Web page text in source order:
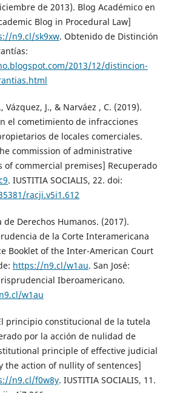
de 2013). Blog Académico en
Blog in Procedural Law]
n9.cl/sk9xw. Obtenido de Distinción
2013/12/distincion-
Vázquez, J., & Narváez , C. (2019).
el cometimiento de infracciones
de locales comerciales.
commission of administrative
of commercial premises] Recuperado
. IUSTITIA SOCIALIS, 22. doi:
racji.v5i1.612
Derechos Humanos. (2017).
de la Corte Interamericana
Booklet of the Inter-American Court
https://n9.cl/w1au. San José:
Iberoamericano.
w1au
principio constitucional de la tutela
por la acción de nulidad de
principle of effective judicial
the action of nullity of sentences]
n9.cl/f0w8y. IUSTITIA SOCIALIS, 11.